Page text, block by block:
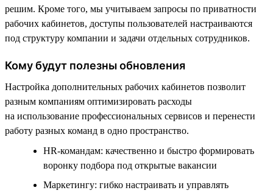
решим. Кроме того, мы учитываем запросы по приватности
рабочих кабинетов, доступы пользователей настраиваются
под структуру компании и задачи отдельных сотрудников.
Кому будут полезны обновления
Настройка дополнительных рабочих кабинетов позволит
разным компаниям оптимизировать расходы
на использование профессиональных сервисов и перенести
работу разных команд в одно пространство.
HR-командам: качественно и быстро формировать
воронку подбора под открытые вакансии
Маркетингу: гибко настраивать и управлять